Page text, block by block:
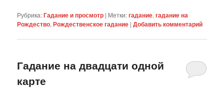
Рубрика:Гадание и просмотр | Метки:гадание,гадание на
Рождество,Рождественское гадание |Добавить комментарий
Гадание на двадцати одной
карте